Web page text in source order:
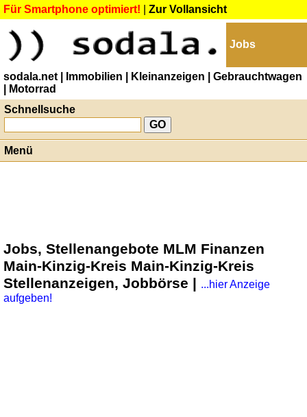
Für Smartphone optimiert! Zur Vollansicht
Jobs
sodala.net | Immobilien | Kleinanzeigen
| Gebrauchtwagen
| Motorrad
Schnellsuche
Menü
Jobs, Stellenangebote MLM Finanzen
Main-Kinzig-Kreis Main-Kinzig-Kreis
Stellenanzeigen, Jobbörse | ...hier Anzeige
aufgeben!